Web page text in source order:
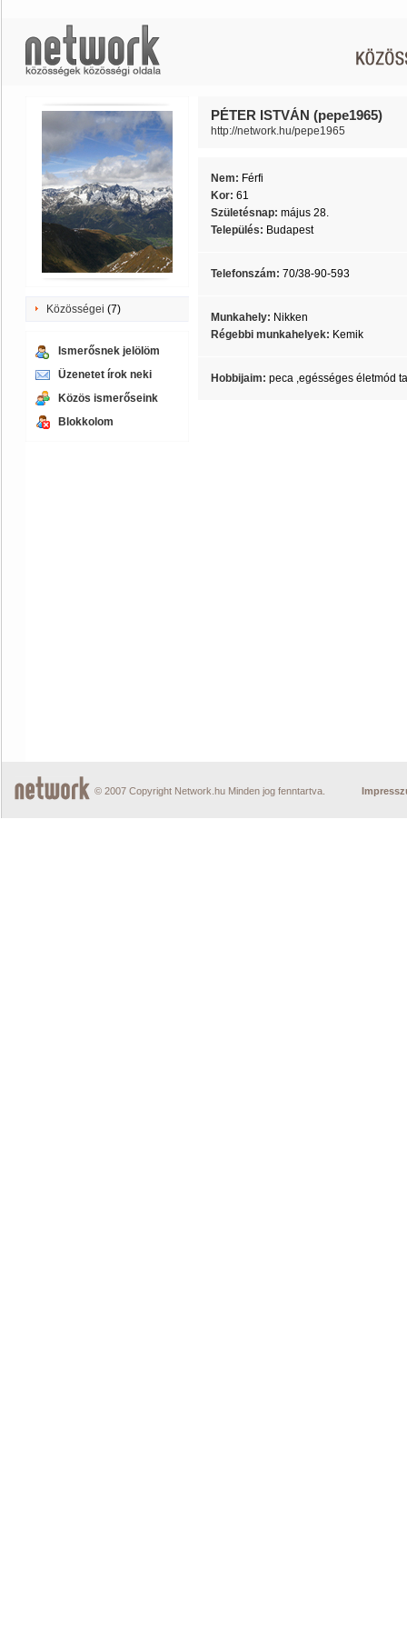
Közösségei (7)
Ismerősnek jelölöm
Üzenetet írok neki
Közös ismerőseink
Blokkolom
PÉTER ISTVÁN (pepe1965)
http://network.hu/pepe1965
Nem: Férfi
Kor: 61
Születésnap: május 28.
Település: Budapest
Telefonszám: 70/38-90-593
Munkahely: Nikken
Régebbi munkahelyek: Kemik
Hobbijaim: peca ,egésséges életmód
© 2007 Copyright Network.hu Minden jog fenntartva.